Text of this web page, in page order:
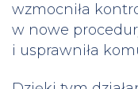
wzmocniła
w nowe
i usprawniła